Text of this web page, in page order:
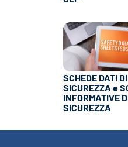
SCHEDE DATI DI
SICUREZZA e
INFORMATIVE
SICUREZZA